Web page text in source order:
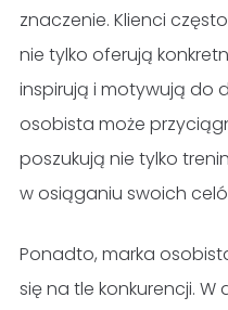
znaczenie. Klienci
nie tylko oferują
inspirują i motywują do
osobista może
poszukują nie tylko
w osiąganiu swoich
Ponadto, marka
się na tle konkurencji.